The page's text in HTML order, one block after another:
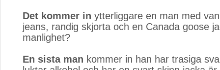
Det kommer in ytterliggare en man med
jeans, randig skjorta och en Canada goose
manlighet?
En sista man kommer in han har trasiga